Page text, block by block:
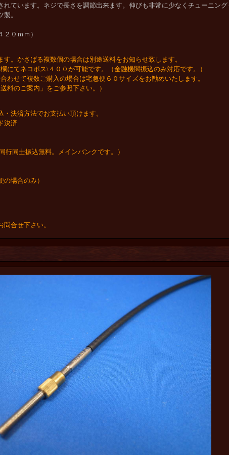
れています。ネジで長さを調節出来ます。伸びも非常に少なくチューニング
製。
０ｍｍ）
。かさばる複数個の場合は別途送料をお知らせ致します。
にてネコポス\４００が可能です。（金融機関振込のみ対応です。）
わせて複数ご購入の場合は宅急便６０サイズをお勧めいたします。
料のご案内」をご参照下さい。）
決済方法でお支払い頂けます。
決済
同士振込無料。メインバンクです。）
場合のみ）
合せ下さい。